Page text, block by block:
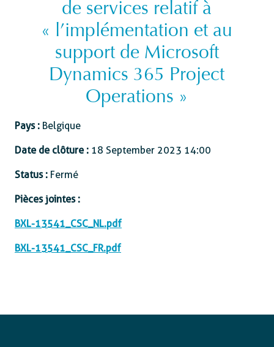
de services relatif à
« l’implémentation et au
support de Microsoft
Dynamics 365 Project
Operations »
Pays : Belgique
Date de clôture : 18 September 2023 14:00
Status : Fermé
Pièces jointes :
BXL-13541_CSC_NL.pdf
BXL-13541_CSC_FR.pdf